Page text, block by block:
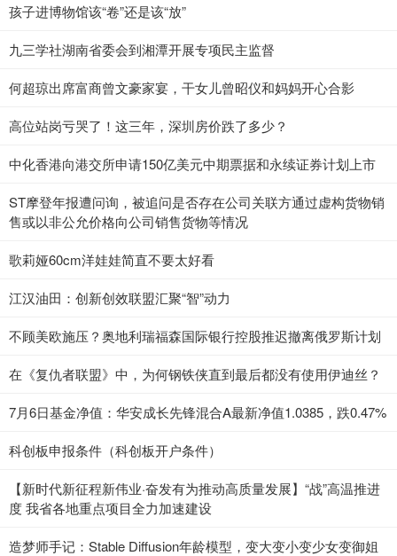
孩子进博物馆该“卷”还是该“放”
九三学社湖南省委会到湘潭开展专项民主监督
何超琼出席富商曾文豪家宴，干女儿曾昭仪和妈妈开心合影
高位站岗亏哭了！这三年，深圳房价跌了多少？
中化香港向港交所申请150亿美元中期票据和永续证券计划上市
ST摩登年报遭问询，被追问是否存在公司关联方通过虚构货物销
售或以非公允价格向公司销售货物等情况
歌莉娅60cm洋娃娃简直不要太好看
江汉油田：创新创效联盟汇聚“智”动力
不顾美欧施压？奥地利瑞福森国际银行控股推迟撤离俄罗斯计划
在《复仇者联盟》中，为何钢铁侠直到最后都没有使用伊迪丝？
7月6日基金净值：华安成长先锋混合A最新净值1.0385，跌0.47%
科创板申报条件（科创板开户条件）
【新时代新征程新伟业·奋发有为推动高质量发展】“战”高温推进
度 我省各地重点项目全力加速建设
造梦师手记：Stable Diffusion年龄模型，变大变小变少女变御姐